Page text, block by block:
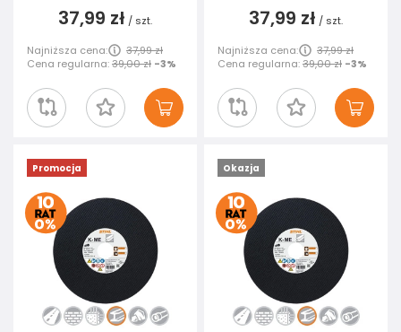
37,99 zł / szt.
Najniższa cena:
37,99 zł
Cena regularna:39,00 zł -3%
37,99 zł / szt.
Najniższa cena:
37,99 zł
Cena regularna:39,00 zł -3%
Promocja Okazja